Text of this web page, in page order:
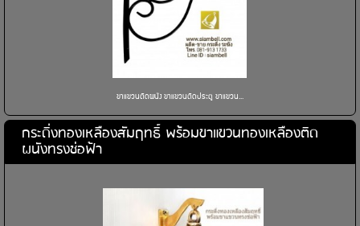
ขาแขวนติดผนัง ขาแขวนติดประตู ขาแขวน...
กระดิ่งทองเหลืองสัมฤทธิ์ พร้อมขาแขวนทองเหลืองติด
ผนังทรงช่อฟ้า